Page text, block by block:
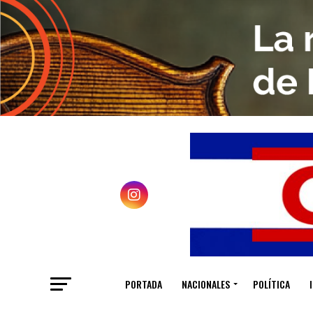
PORTADA NACIONALES POLÍTICA